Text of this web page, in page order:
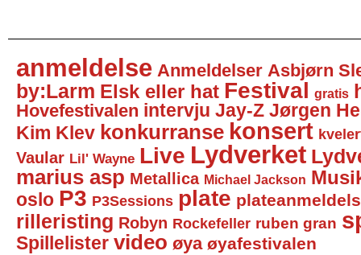
anmeldelse Anmeldelser Asbjørn
by:Larm Elsk eller hat Festival gratis
Hovefestivalen intervju Jay-Z Jørgen
Kim Klev konkurranse konsert
Vaular Lil' Wayne Live Lydverket
marius asp Metallica Michael Jackson
oslo P3 P3Sessions plate
rilleristing Robyn Rockefeller ruben gran
Spillelister video øya øyafestivalen